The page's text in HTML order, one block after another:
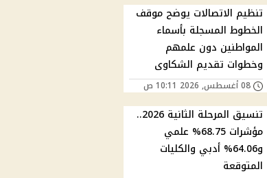
تنظيم الاتصالات يوضح موقف
الخطوط المسجلة بأسماء
المواطنين دون علمهم
وخطوات تقديم الشكاوى
08 أغسطس, 2026 10:11 ص
تنسيق المرحلة الثانية 2026..
مؤشرات 68.75% علمي
و64.06% أدبي والكليات
المتوقعة